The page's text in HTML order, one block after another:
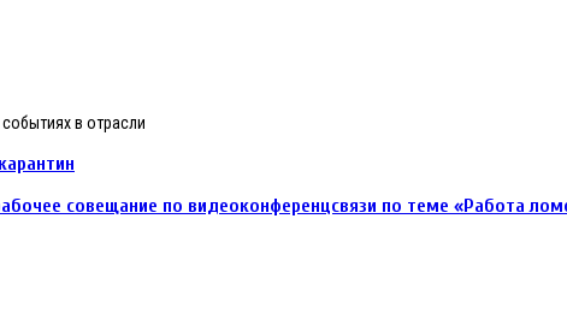
в отрасли
совещание по видеоконференцсвязи по теме «Работа